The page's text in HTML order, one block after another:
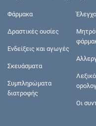
Φάρμακα
Δραστικές ουσίες
Ενδείξεις και αγωγές
Σκευάσματα
Συμπληρώματα
διατροφής
Οι